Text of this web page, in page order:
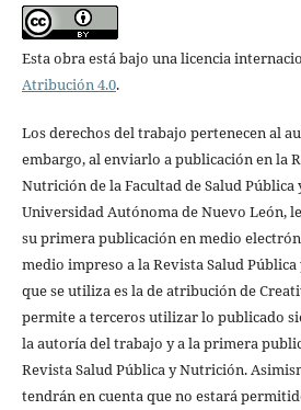
Esta obra está bajo una licencia
Atribución 4.0.
Los derechos del trabajo pertenecen al
embargo, al enviarlo a publicación en la
Nutrición de la Facultad de Salud
Universidad Autónoma de Nuevo León,
su primera publicación en medio
medio impreso a la Revista Salud
que se utiliza es la de atribución de
permite a terceros utilizar lo publicado
la autoría del trabajo y a la primera
Revista Salud Pública y Nutrición.
tendrán en cuenta que no estará